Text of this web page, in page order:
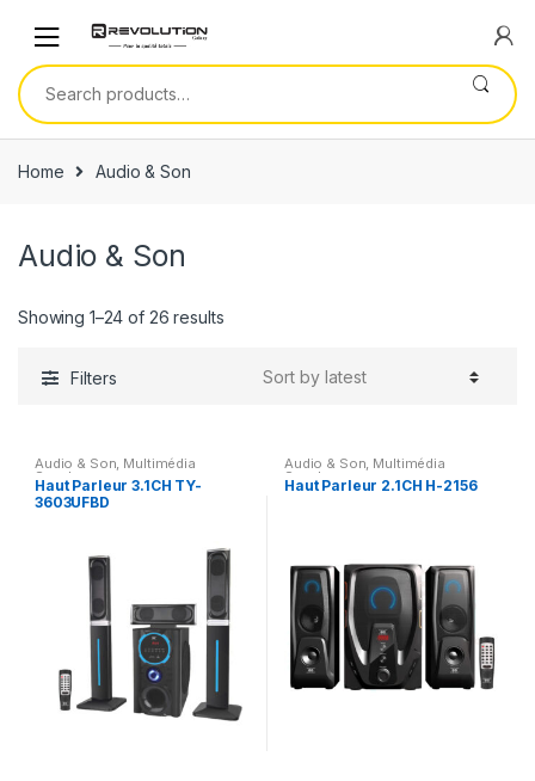
navigation
content
Search
for:
Home Audio & Son
Audio & Son
Showing 1–24 of 26 results
Filters
Audio & Son, Multimédia
Speaker
Haut Parleur 3.1CH TY-
3603UFBD
Audio & Son, Multimédia
Speaker
Haut Parleur 2.1CH H-2156